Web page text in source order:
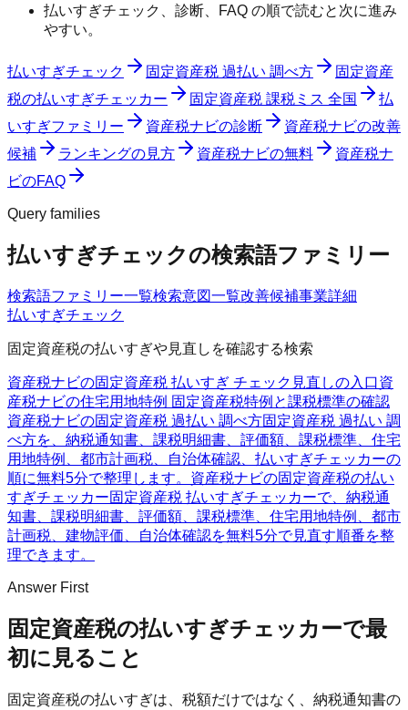
払いすぎチェック、診断、FAQ の順で読むと次に進み
やすい。
払いすぎチェック 固定資産税 過払い 調べ方
固定資産
税の払いすぎチェッカー
固定資産税 課税ミス 全国
払
いすぎファミリー
資産税ナビの診断
資産税ナビの改善
候補
ランキングの見方 資産税ナビの無料
資産税ナ
ビのFAQ
Query families
払いすぎチェックの検索語ファミリー
検索語ファミリー一覧検索意図一覧改善候補事業詳細
払いすぎチェック
固定資産税の払いすぎや見直しを確認する検索
資産税ナビの固定資産税 払いすぎ チェック 見直しの入口資
産税ナビの住宅用地特例 固定資産税特例と課税標準の確認
資産税ナビの固定資産税 過払い 調べ方固定資産税 過払い 調
べ方を、納税通知書、課税明細書、評価額、課税標準、住宅
用地特例、都市計画税、自治体確認、払いすぎチェッカーの
順に無料5分で整理します。 資産税ナビの固定資産税の払い
すぎチェッカー固定資産税 払いすぎチェッカーで、納税通
知書、課税明細書、評価額、課税標準、住宅用地特例、都市
計画税、建物評価、自治体確認を無料5分で見直す順番を整
理できます。
Answer First
固定資産税の払いすぎチェッカーで最
初に見ること
固定資産税の払いすぎは、税額だけではなく、納税通知書の